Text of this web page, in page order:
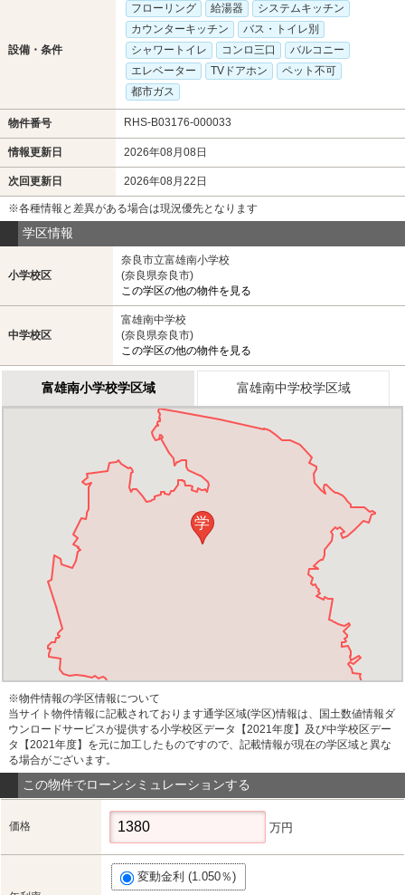
設備・条件
フローリング 給湯器
システムキッチン
カウンターキッチン
バス・トイレ別
シャワートイレ
コンロ三口
バルコニー
エレベーター
TVドアホン
ペット不可
都市ガス
物件番号 RHS-B03176-000033
情報更新日 2026年08月08日
次回更新日 2026年08月22日
※各種情報と差異がある場合は現況優先となります
学区情報
小学校区
奈良市立富雄南小学校
(奈良県奈良市)
この学区の他の物件を見る
中学校区
富雄南中学校
(奈良県奈良市)
この学区の他の物件を見る
富雄南小学校学区域 富雄南中学校学区域
学
※物件情報の学区情報について
当サイト物件情報に記載されております通学区域(学区)情報は、国土数値情報ダ
ウンロードサービスが提供する小学校区データ【2021年度】及び中学校区デー
タ【2021年度】を元に加工したものですので、記載情報が現在の学区域と異な
る場合がございます。
この物件でローンシミュレーションする
価格 万円
変動金利 (1.050％)